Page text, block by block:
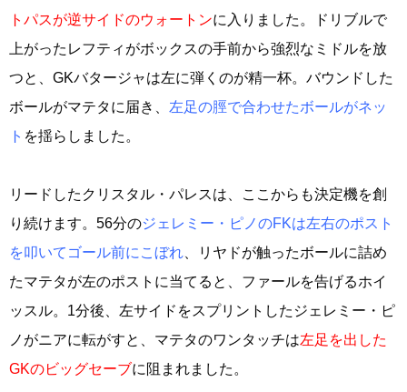
トパスが逆サイドのウォートンに入りました。ドリブルで
上がったレフティがボックスの手前から強烈なミドルを放
つと、GKバタージャは左に弾くのが精一杯。バウンドした
ボールがマテタに届き、 左足の脛で合わせたボールがネッ
ト を揺らしました。
リードしたクリスタル・パレスは、ここからも決定機を創
り続けます。56分のジェレミー・ピノのFKは左右のポスト
を叩いてゴール前にこぼれ 、リヤドが触ったボールに詰め
たマテタが左のポストに当てると、ファールを告げるホイ
ッスル。1分後、左サイドをスプリントしたジェレミー・ピ
ノがニアに転がすと、マテタのワンタッチは左足を出した
GKのビッグセーブに阻まれました。